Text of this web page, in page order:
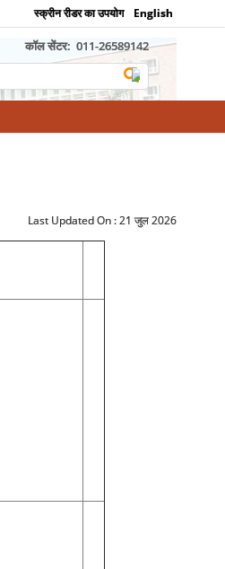
स्क्रीन रीडर का उपयोग English
कॉल सेंटर: 011-26589142
Last Updated On :21 जुल 2026